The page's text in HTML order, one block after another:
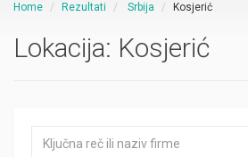
Home Rezultati Srbija Kosjerić
Lokacija: Kosjerić